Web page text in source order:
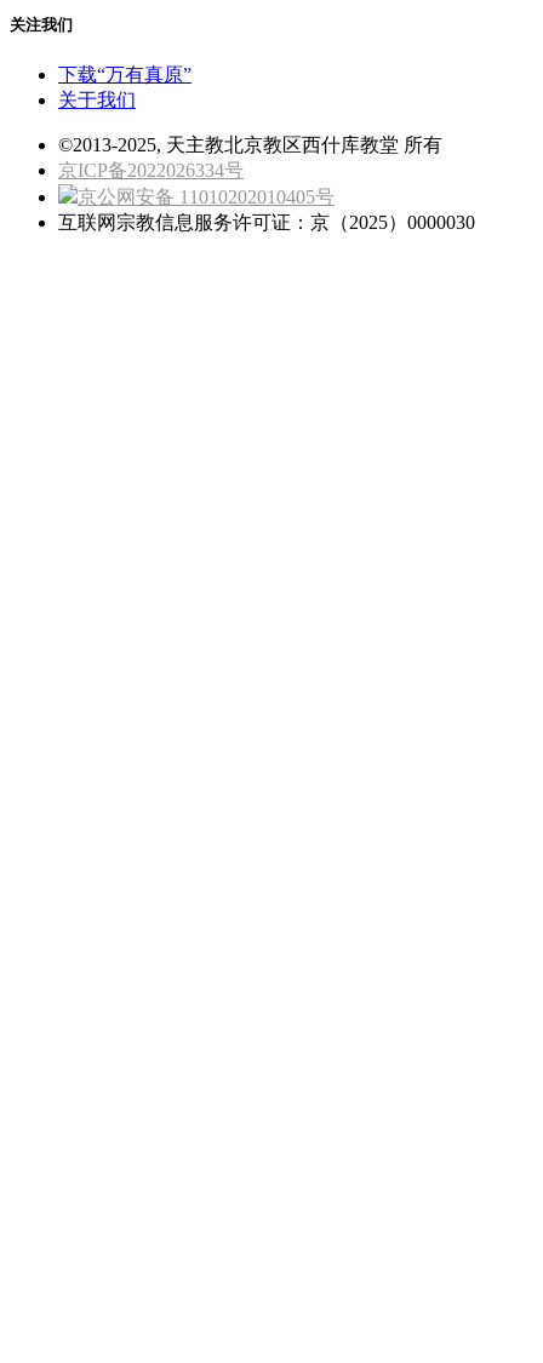
关注我们
下载“万有真原”
关于我们
©2013-2025, 天主教北京教区西什库教堂 所有
京ICP备2022026334号
京公网安备 11010202010405号
互联网宗教信息服务许可证：京（2025）0000030